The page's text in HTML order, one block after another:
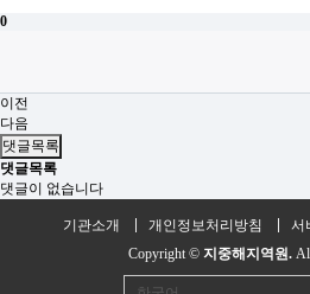
0
이전
다음
댓글목록
댓글목록
댓글이 없습니다
기관소개 개인정보처리방침 서
Copyright © 지중해지역원.